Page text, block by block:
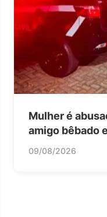
Mulher é
amigo bêbado
09/08/2026